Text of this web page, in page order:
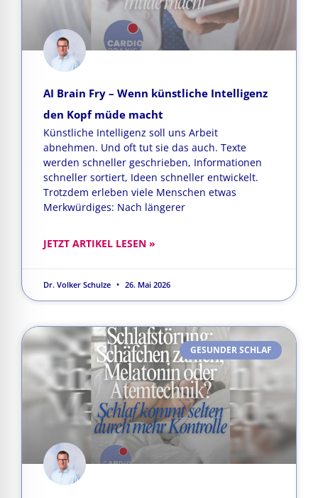
AI Brain Fry – Wenn künstliche Intelligenz
den Kopf müde macht
Künstliche Intelligenz soll uns Arbeit
abnehmen. Und oft tut sie das auch. Texte
werden schneller geschrieben, Informationen
schneller sortiert, Ideen schneller entwickelt.
Trotzdem erleben viele Menschen etwas
Merkwürdiges: Nach längerer
JETZT ARTIKEL LESEN »
Dr. Volker Schulze 26. Mai 2026
GESUNDER SCHLAF